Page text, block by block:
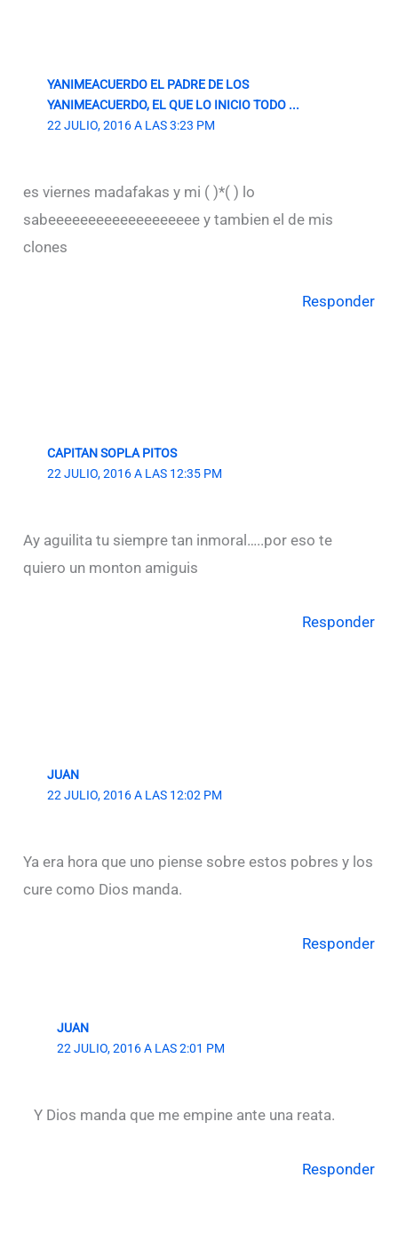
YANIMEACUERDO EL PADRE DE LOS
YANIMEACUERDO, EL QUE LO INICIO TODO ...
22 JULIO, 2016 A LAS 3:23 PM
es viernes madafakas y mi ( )*( ) lo
sabeeeeeeeeeeeeeeeeeee y tambien el de mis
clones
Responder
CAPITAN SOPLA PITOS
22 JULIO, 2016 A LAS 12:35 PM
Ay aguilita tu siempre tan inmoral…..por eso te
quiero un monton amiguis
Responder
JUAN
22 JULIO, 2016 A LAS 12:02 PM
Ya era hora que uno piense sobre estos pobres y los
cure como Dios manda.
Responder
JUAN
22 JULIO, 2016 A LAS 2:01 PM
Y Dios manda que me empine ante una reata.
Responder